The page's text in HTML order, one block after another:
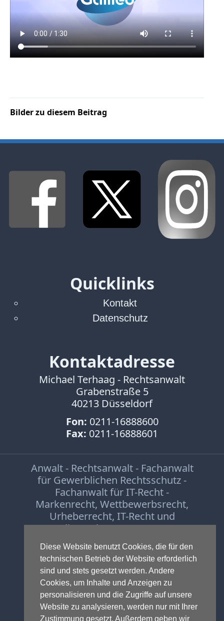
Diese Website benutzt Cookies, die für den
technischen Betrieb der Website erforderlich
sind und stets gesetzt werden. Andere
Cookies, um Inhalte und Anzeigen zu
personalisieren und die Zugriffe auf unsere
Website zu analysieren, werden nur mit Ihrer
Zustimmung gesetzt. Außerdem geben wir
Bilder zu diesem Beitrag
print & online
Bücher
Datenschutz
Abmahnung
Beleidigung
Haftung
Influencer
Markenrecht
Meinungsfreiheit
Persönlichkeitsrecht
Tagesspiegel
Urheberrecht
Verbraucherrecht
Werbung
Wettbewerbsrecht
Quicklinks
Kontakt
Datenschutz
Kontaktadresse
Michael Terhaag - Rechtsanwalt
Grabenstraße 5
40213 Düsseldorf
Fon: 0211-16888600
Fax: 0211-16888601
Anwalt - Rechtsanwalt - Fachanwalt
für Gewerblichen Rechtsschutz -
Fachanwalt für IT-Recht -
Markenrecht, Wettbewerbsrecht,
Urheberrecht, IT-Recht und
Onlinerecht,E-Commerce,
Designrecht
Medienrecht &
Presserecht,Datenschutzrechtund
Glücksspielrecht-Abmahnungund
Einstweilige Verfügung
© 1999-2026 - RA Michael Terhaag,
LL.M.